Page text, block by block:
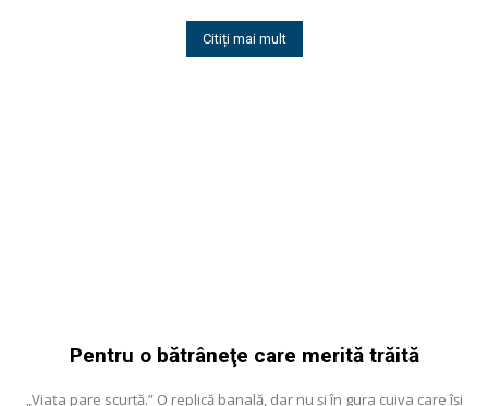
Citiți mai mult
Pentru o bătrâneţe care merită trăită
„Viaţa pare scurtă.” O replică banală, dar nu și în gura cuiva care își